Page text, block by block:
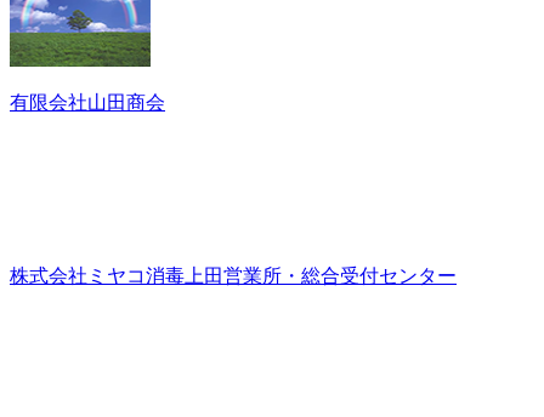
有限会社山田商会
株式会社ミヤコ消毒上田営業所・総合受付センター